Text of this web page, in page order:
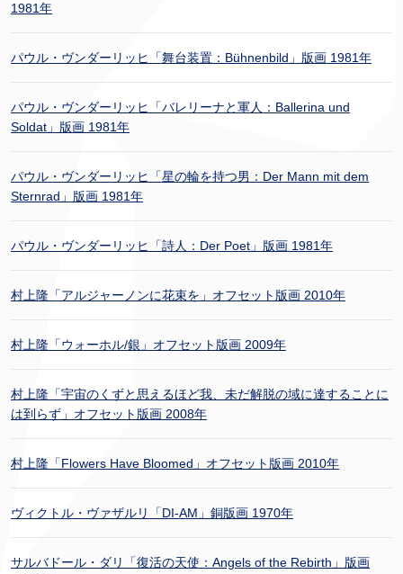
1981年
パウル・ヴンダーリッヒ「舞台装置：Bühnenbild」版画 1981年
パウル・ヴンダーリッヒ「バレリーナと軍人：Ballerina und
Soldat」版画 1981年
パウル・ヴンダーリッヒ「星の輪を持つ男：Der Mann mit dem
Sternrad」版画 1981年
パウル・ヴンダーリッヒ「詩人：Der Poet」版画 1981年
村上隆「アルジャーノンに花束を」オフセット版画 2010年
村上隆「ウォーホル/銀」オフセット版画 2009年
村上隆「宇宙のくずと思えるほど我、未だ解脱の域に達することに
は到らず」オフセット版画 2008年
村上隆「Flowers Have Bloomed」オフセット版画 2010年
ヴィクトル・ヴァザルリ「DI-AM」銅版画 1970年
サルバドール・ダリ「復活の天使：Angels of the Rebirth」版画